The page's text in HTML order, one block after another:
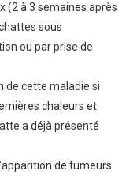
(2 à 3 semaines après
sous
ou par prise de
de cette maladie si
chaleurs et
a déjà présenté
de tumeurs